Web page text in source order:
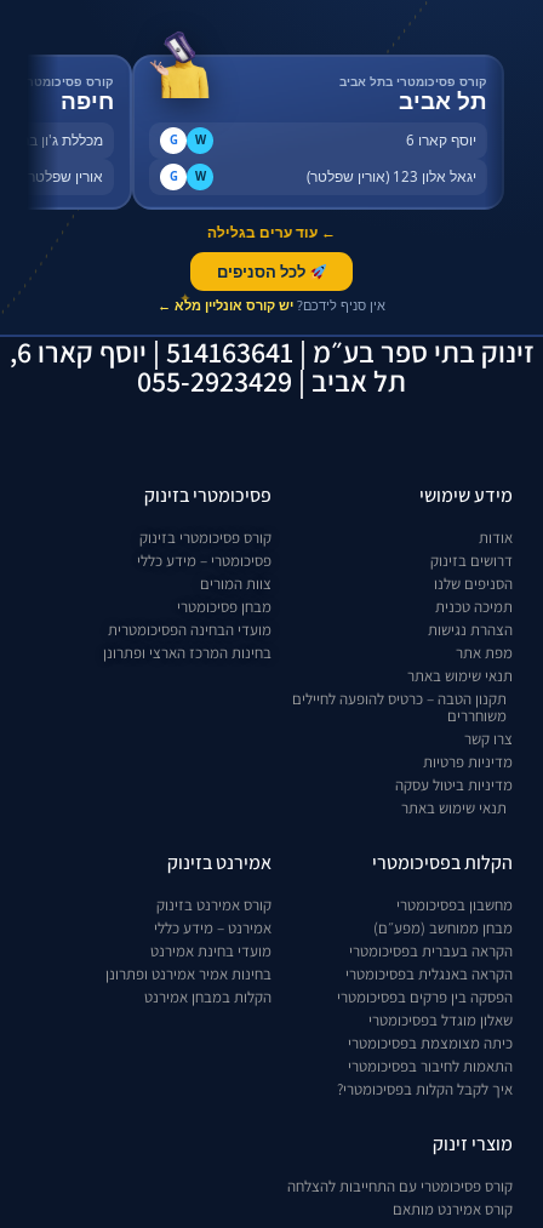
✦
קורס פסיכומטרי בתל אביב
תל אביב
יוסף קארו 6 W
G
יגאל אלון 123 (אורין שפלטר) W
G
קורס פסיכומטרי
חיפה
מכללת ג'ון
אורין שפלטר,
← עוד ערים בגלילה
לכל הסניפים
אין סניף לידכם? יש קורס אונליין מלא ←
זינוק בתי ספר בע״מ | 514163641 | יוסף קארו 6,
תל אביב | 055-2923429
מידע שימושי
אודות
דרושים בזינוק
הסניפים שלנו
תמיכה טכנית
הצהרת נגישות
מפת אתר
תנאי שימוש באתר
תקנון הטבה – כרטיס להופעה לחיילים
משוחררים
צרו קשר
מדיניות פרטיות
מדיניות ביטול עסקה
תנאי שימוש באתר
פסיכומטרי בזינוק
קורס פסיכומטרי בזינוק
פסיכומטרי – מידע כללי
צוות המורים
מבחן פסיכומטרי
מועדי הבחינה הפסיכומטרית
בחינות המרכז הארצי ופתרונן
הקלות בפסיכומטרי
מחשבון בפסיכומטרי
מבחן ממוחשב (מפע״ם)
הקראה בעברית בפסיכומטרי
הקראה באנגלית בפסיכומטרי
הפסקה בין פרקים בפסיכומטרי
שאלון מוגדל בפסיכומטרי
כיתה מצומצמת בפסיכומטרי
התאמות לחיבור בפסיכומטרי
איך לקבל הקלות בפסיכומטרי?
אמירנט בזינוק
קורס אמירנט בזינוק
אמירנט – מידע כללי
מועדי בחינת אמירנט
בחינות אמיר אמירנט ופתרונן
הקלות במבחן אמירנט
מוצרי זינוק
קורס פסיכומטרי עם התחייבות להצלחה
קורס אמירנט מותאם